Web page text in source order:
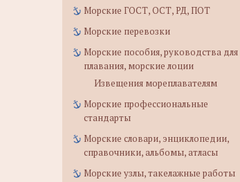
Морские ГОСТ, ОСТ, РД, ПОТ
Морские перевозки
Морские пособия, руководства для
плавания, морские лоции
Извещения мореплавателям
Морские профессиональные
стандарты
Морские словари, энциклопедии,
справочники, альбомы, атласы
Морские узлы, такелажные работы